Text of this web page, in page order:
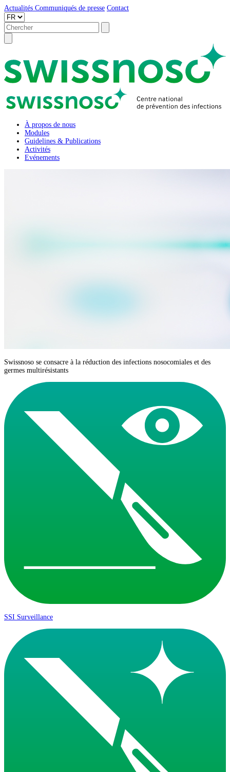
Actualités Communiqués de presse Contact
À propos de nous
Modules
Guidelines & Publications
Activités
Evénements
Swissnoso se consacre à la réduction des infections nosocomiales et des
germes multirésistants
SSI Surveillance